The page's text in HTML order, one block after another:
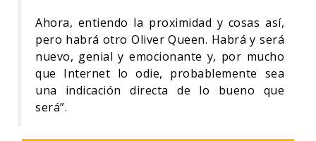
Ahora, entiendo la proximidad y cosas así,
pero habrá otro Oliver Queen. Habrá y será
nuevo, genial y emocionante y, por mucho
que Internet lo odie, probablemente sea
una indicación directa de lo bueno que
será”.